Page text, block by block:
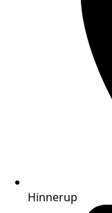
Hinnerup